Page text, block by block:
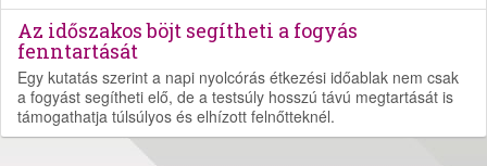
Az időszakos böjt segítheti a fogyás
fenntartását
Egy kutatás szerint a napi nyolcórás étkezési időablak nem csak
a fogyást segítheti elő, de a testsúly hosszú távú megtartását is
támogathatja túlsúlyos és elhízott felnőtteknél.